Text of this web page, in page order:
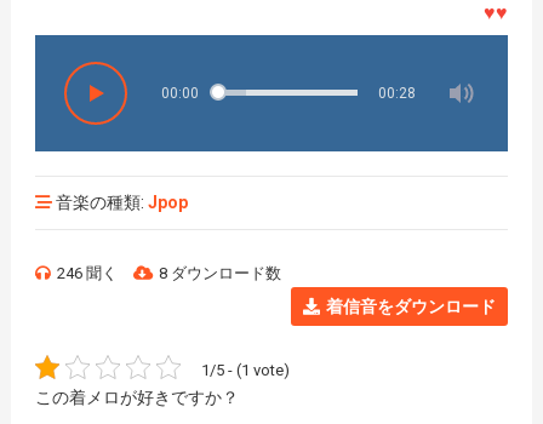
♥♥♥着メ
00:00 00:28
音楽の種類: Jpop
246 聞く 8 ダウンロード数
着信音をダウンロード
1/5 - (1 vote)
この着メロが好きですか？